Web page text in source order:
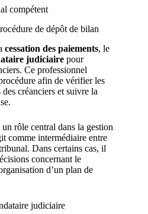
compétent
de dépôt de bilan
cessation des paiements, le
judiciaire pour
Ce professionnel
afin de vérifier les
créanciers et suivre la
un rôle central dans la gestion
comme intermédiaire entre
Dans certains cas, il
concernant le
d’un plan de
judiciaire